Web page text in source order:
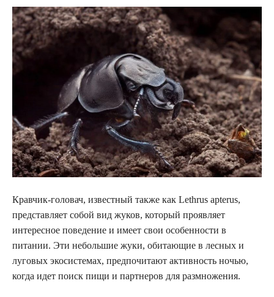
Кравчик-головач, известный также как Lethrus apterus,
представляет собой вид жуков, который проявляет
интересное поведение и имеет свои особенности в
питании. Эти небольшие жуки, обитающие в лесных и
луговых экосистемах, предпочитают активность ночью,
когда идет поиск пищи и партнеров для размножения.